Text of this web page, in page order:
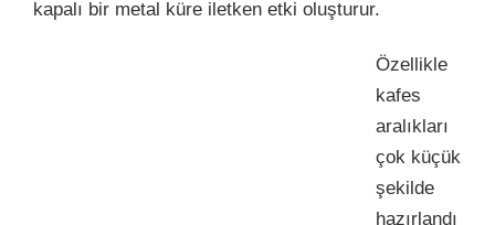
kapalı bir metal küre iletken etki oluşturur.
Özellikle
kafes
aralıkları
çok küçük
şekilde
hazırlandı